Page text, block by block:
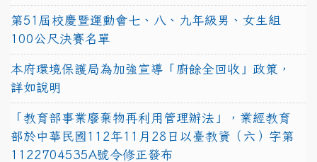
第51屆校慶暨運動會七、八、九年級男、女生組
100公尺決賽名單
本府環境保護局為加強宣導「廚餘全回收」政策，
詳如說明
「教育部事業廢棄物再利用管理辦法」，業經教育
部於中華民國112年11月28日以臺教資（六）字第
1122704535A號令修正發布